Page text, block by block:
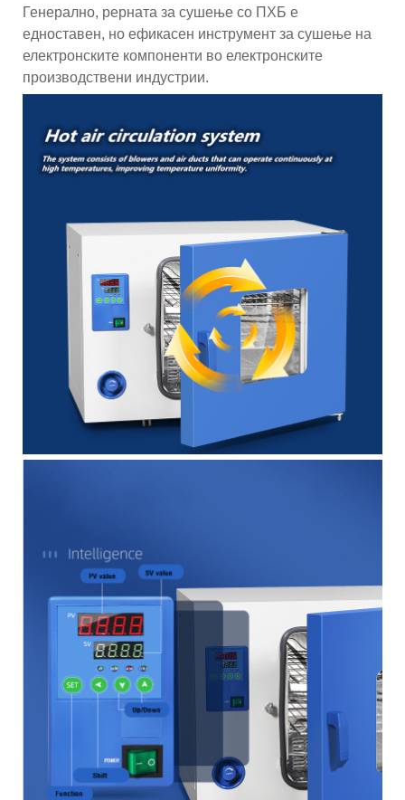
Генерално, рерната за сушење со ПХБ е
едноставен, но ефикасен инструмент за сушење на
електронските компоненти во електронските
производствени индустрии.